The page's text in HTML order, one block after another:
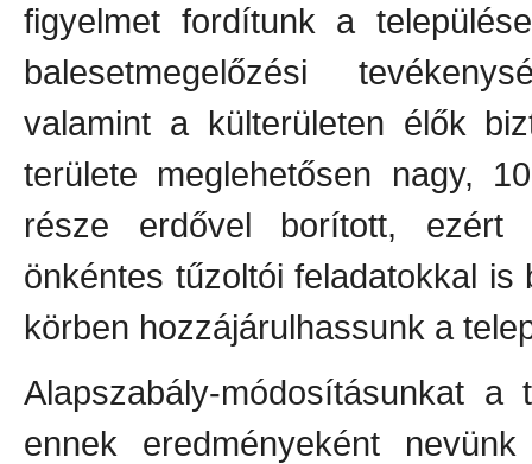
figyelmet fordítunk a
balesetmegelőzési
valamint a külterületen élők
területe meglehetősen nagy,
része erdővel borított, ezért
önkéntes tűzoltói feladatokkal
körben hozzájárulhassunk a
Alapszabály-módosításunkat
ennek eredményeként